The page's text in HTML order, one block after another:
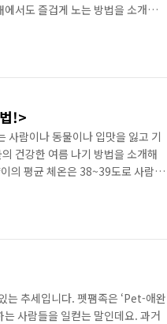
서도 즐겁게 노는 방법을 소개해
데요. 이럴 땐 산책을 대신해서 실
? ｜ 1. 반려동물을 위한 놀이, 노
!>
사람이나 동물이나 입맛을 잃고 기
건강한 여름 나기 방법을 소개해
의 평균 체온은 38~39도로 사람보
아지와 고양이는 땀으로 체온을
용 빗으로 털 속에 뭉쳐있는 묵은
는 추세입니다. 펫팸족은 ‘Pet-애완
사람들을 일컫는 말인데요. 과거